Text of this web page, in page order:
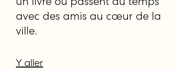
avec des amis au cœur de la
ville.
Y aller